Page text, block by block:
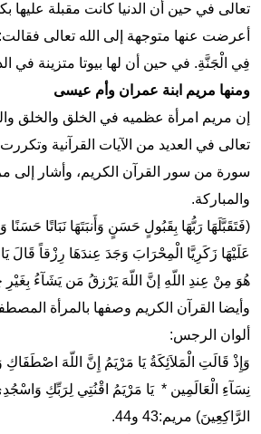
تعالی في حین أن الدنیا كانت مقبلة عليها
أعرضت عنها متوجهة إلى الله تعالى
فِي الْجَنَّةِ. في حین أن لها بیوتا متزينة في
ومنها مريم ابنة عمران وأم عیسی
إن مریم امرأة عظمیه في الخلق والخلق
تعالی في العديد من الآيات القرآنية
سورة من سور القرآن الكريم، وأشار إلى
والمباركة.
(فَتَقَبَّلَهَا رَبُّهَا بِقَبُولٍ حَسَنٍ وَأَنبَتَهَا نَبَاتًا حَسَنًا
عَلَيْهَا زَكَرِيَّا الْمِحْرَابَ وَجَدَ عِندَهَا رِزْقاً قَالَ
هُوَ مِنْ عِندِ اللّهِ إنَّ اللّهَ يَرْزقُ مَن يَشَآءُ
وأيضا القرآن الکریم وصفها بالمرأة
ألوان الرجس:
وَإِذْ قَالَتِ الْمَلاَئِكَةُ يَا مَرْيَمُ إِنَّ اللّهَ
نِسَآءِ الْعَالَمِين * يَا مَرْيَمُ اقْنُتِي لِرَبِّكِ
الرَّاكِعِينَ) مریم:43 و44.